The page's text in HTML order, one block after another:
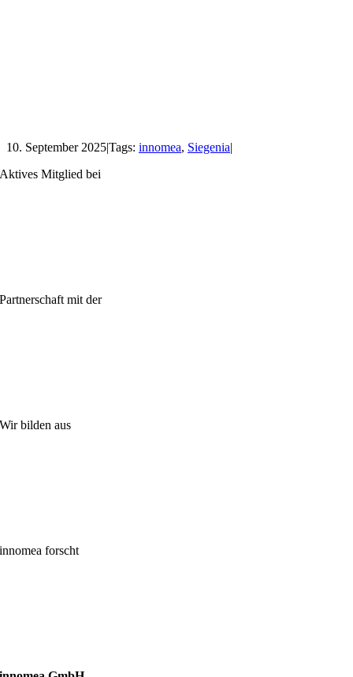
10. September 2025|Tags: innomea, Siegenia|
Aktives Mitglied bei
Partnerschaft mit der
Wir bilden aus
innomea forscht